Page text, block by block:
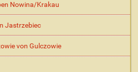
Nowina/Krakau
Jastrzebiec
von Gulczowie